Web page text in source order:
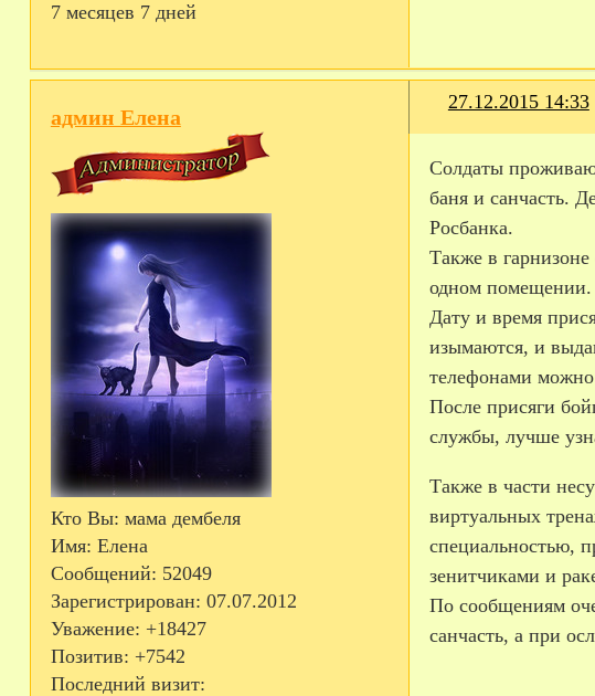
7 месяцев 7 дней
27.12.2015 14:33
админ Елена
Кто Вы: мама дембеля
Имя: Елена
Сообщений: 52049
Зарегистрирован: 07.07.2012
Уважение: +18427
Позитив: +7542
Последний визит:
Солдаты
баня и санчасть.
Росбанка.
Также в
одном помещении.
Дату и время
изымаются, и
телефонами можно
После присяги
службы, лучше
Также в части
виртуальных
специальностью,
зенитчиками и
По сообщениям
санчасть, а при